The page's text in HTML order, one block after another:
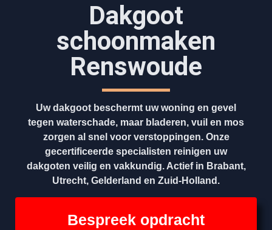
Dakgoot
schoonmaken​
Renswoude
Uw dakgoot beschermt uw woning en gevel
tegen waterschade, maar bladeren, vuil en mos
zorgen al snel voor verstoppingen. Onze
gecertificeerde specialisten reinigen uw
dakgoten veilig en vakkundig. Actief in Brabant,
Utrecht, Gelderland en Zuid-Holland.
Bespreek opdracht